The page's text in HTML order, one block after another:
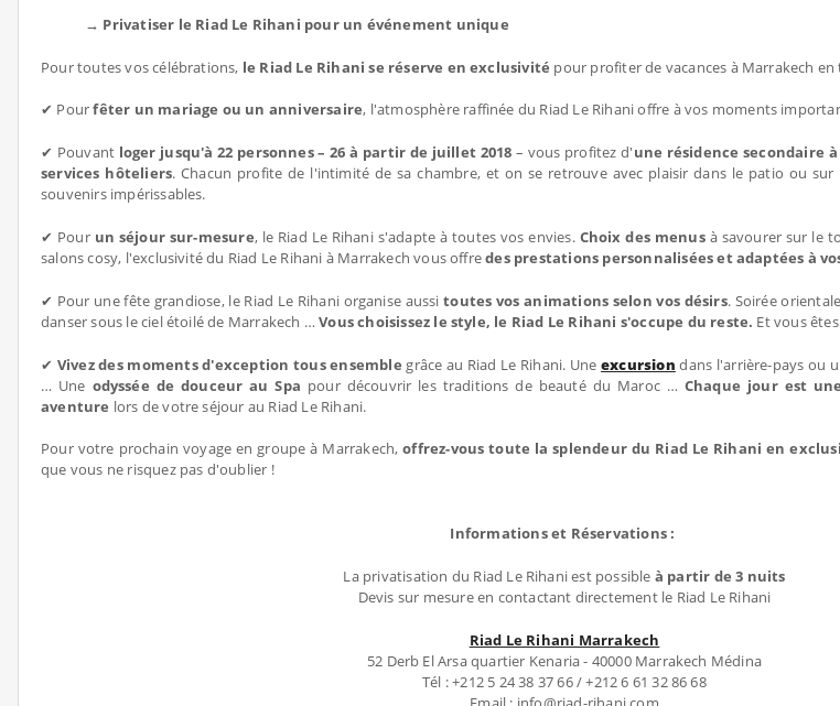
→ Privatiser le Riad Le Rihani pour un événement unique
Pour toutes vos célébrations, le Riad Le Rihani se réserve en exclusivité pour profiter de vacances à Marrakech
✔ Pourfêter un mariage ou un anniversaire, l'atmosphère raffinée du Riad Le Rihani offre à vos moments
✔ Pouvant loger jusqu'à 22 personnes – 26 à partir de juillet 2018 – vous profitez d'une résidence secondaire
services hôteliers. Chacun profite de l'intimité de sa chambre, et on se retrouve avec plaisir dans le patio ou sur
souvenirs impérissables.
✔ Pour un séjour sur-mesure, le Riad Le Rihani s'adapte à toutes vos envies. Choix des menusà savourer sur le
salons cosy, l'exclusivité du Riad Le Rihani à Marrakech vous offredes prestations personnalisées et adaptées à
✔ Pour une fête grandiose, le Riad Le Rihani organise aussi toutes vos animations selon vos désirs. Soirée
danser sous le ciel étoilé de Marrakech …Vous choisissez le style, le Riad Le Rihani s'occupe du reste. Et vous
✔ Vivez des moments d'exception tous ensemble grâce au Riad Le Rihani. Uneexcursion dans l'arrière-pays ou
… Une odyssée de douceur au Spa pour découvrir les traditions de beauté du Maroc … Chaque jour est
aventure lors de votre séjour au Riad Le Rihani.
Pour votre prochain voyage en groupe à Marrakech,offrez-vous toute la splendeur du Riad Le Rihani en
que vous ne risquez pas d'oublier !
Informations et Réservations :
La privatisation du Riad Le Rihani est possible à partir de 3 nuits
Devis sur mesure en contactant directement le Riad Le Rihani
Riad Le Rihani Marrakech
52 Derb El Arsa quartier Kenaria - 40000 Marrakech Médina
Tél : +212 5 24 38 37 66 / +212 6 61 32 86 68